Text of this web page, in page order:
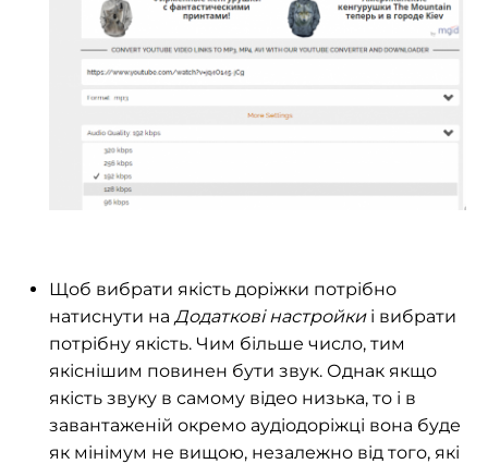
Щоб вибрати якість доріжки потрібно
натиснути на Додаткові настройкиі вибрати
потрібну якість. Чим більше число, тим
якіснішим повинен бути звук. Однак якщо
якість звуку в самому відео низька, то і в
завантаженій окремо аудіодоріжці вона буде
як мінімум не вищою, незалежно від того, які